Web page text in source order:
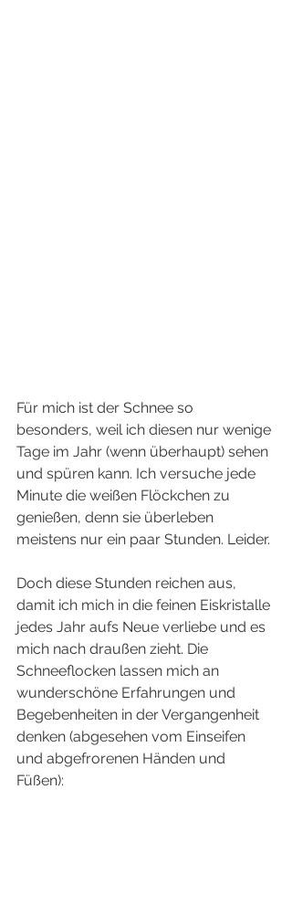
Für mich ist der Schnee so
besonders, weil ich diesen nur wenige
Tage im Jahr (wenn überhaupt) sehen
und spüren kann. Ich versuche jede
Minute die weißen Flöckchen zu
genießen, denn sie überleben
meistens nur ein paar Stunden. Leider.
Doch diese Stunden reichen aus,
damit ich mich in die feinen Eiskristalle
jedes Jahr aufs Neue verliebe und es
mich nach draußen zieht. Die
Schneeflocken lassen mich an
wunderschöne Erfahrungen und
Begebenheiten in der Vergangenheit
denken (abgesehen vom Einseifen
und abgefrorenen Händen und
Füßen):